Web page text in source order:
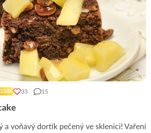
33 15
a voňavý dortík pečený ve sklenici! Vaření